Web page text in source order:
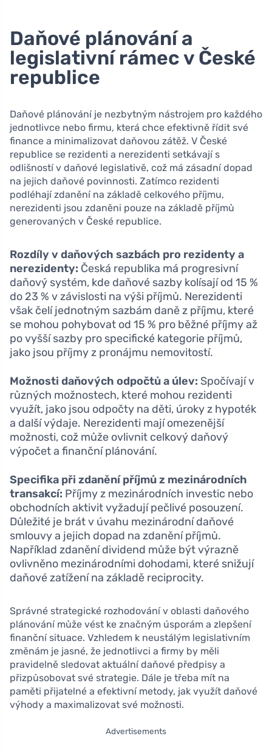
Daňové plánování a
legislativní rámec v České
republice
Daňové plánování je nezbytným nástrojem pro každého
jednotlivce nebo firmu, která chce efektivně řídit své
finance a minimalizovat daňovou zátěž. V České
republice se rezidenti a nerezidenti setkávají s
odlišností v daňové legislativě, což má zásadní dopad
na jejich daňové povinnosti. Zatímco rezidenti
podléhají zdanění na základě celkového příjmu,
nerezidenti jsou zdaněni pouze na základě příjmů
generovaných v České republice.
Rozdíly v daňových sazbách pro rezidenty a
nerezidenty: Česká republika má progresivní
daňový systém, kde daňové sazby kolísají od 15 %
do 23 % v závislosti na výši příjmů. Nerezidenti
však čelí jednotným sazbám daně z příjmu, které
se mohou pohybovat od 15 % pro běžné příjmy až
po vyšší sazby pro specifické kategorie příjmů,
jako jsou příjmy z pronájmu nemovitostí.
Možnosti daňových odpočtů a úlev: Spočívají v
různých možnostech, které mohou rezidenti
využít, jako jsou odpočty na děti, úroky z hypoték
a další výdaje. Nerezidenti mají omezenější
možnosti, což může ovlivnit celkový daňový
výpočet a finanční plánování.
Specifika při zdanění příjmů z mezinárodních
transakcí: Příjmy z mezinárodních investic nebo
obchodních aktivit vyžadují pečlivé posouzení.
Důležité je brát v úvahu mezinárodní daňové
smlouvy a jejich dopad na zdanění příjmů.
Například zdanění dividend může být výrazně
ovlivněno mezinárodními dohodami, které snižují
daňové zatížení na základě reciprocity.
Správné strategické rozhodování v oblasti daňového
plánování může vést ke značným úsporám a zlepšení
finanční situace. Vzhledem k neustálým legislativním
změnám je jasné, že jednotlivci a firmy by měli
pravidelně sledovat aktuální daňové předpisy a
přizpůsobovat své strategie. Dále je třeba mít na
paměti přijatelné a efektivní metody, jak využít daňové
výhody a maximalizovat své možnosti.
Advertisements